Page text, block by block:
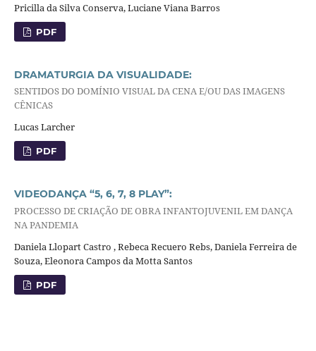
Pricilla da Silva Conserva, Luciane Viana Barros
PDF
DRAMATURGIA DA VISUALIDADE:
SENTIDOS DO DOMÍNIO VISUAL DA CENA E/OU DAS IMAGENS
CÊNICAS
Lucas Larcher
PDF
VIDEODANÇA “5, 6, 7, 8 PLAY”:
PROCESSO DE CRIAÇÃO DE OBRA INFANTOJUVENIL EM DANÇA
NA PANDEMIA
Daniela Llopart Castro , Rebeca Recuero Rebs, Daniela Ferreira de
Souza, Eleonora Campos da Motta Santos
PDF